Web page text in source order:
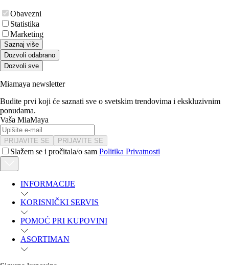
Obavezni
Statistika
Marketing
Saznaj više
Dozvoli odabrano
Dozvoli sve
Miamaya newsletter
Budite prvi koji će saznati sve o svetskim trendovima i ekskluzivnim
ponudama.
Vaša MiaMaya
PRIJAVITE SE PRIJAVITE SE
Slažem se i pročitala/o sam Politika Privatnosti
INFORMACIJE
KORISNIČKI SERVIS
POMOĆ PRI KUPOVINI
ASORTIMAN